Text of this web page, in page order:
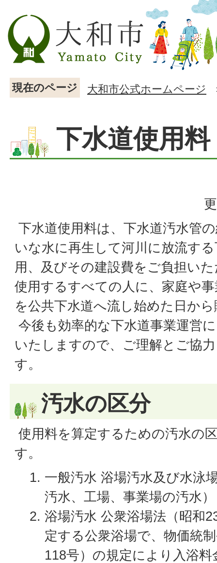
現在のページ 大和市公式ホームページ
下水道使用料
下水道使用料は、下水道汚水管
いな水に再生して河川に放流す
用、及びその建設費をご負担い
使用するすべての人に、家庭や
を公共下水道へ流し始めた日か
今後も効率的な下水道事業運営
いたしますので、ご理解とご協
す。
汚水の区分
使用料を算定するための汚水の
す。
一般汚水 浴場汚水及び水泳
汚水、工場、事業場の汚水）
浴場汚水 公衆浴場法（昭和
定する公衆浴場で、物価統
118号）の規定により入浴